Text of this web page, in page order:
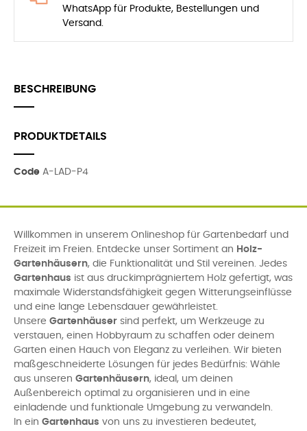
WhatsApp für Produkte, Bestellungen und
Versand.
BESCHREIBUNG
PRODUKTDETAILS
Code A-LAD-P4
Willkommen in unserem Onlineshop für Gartenbedarf und
Freizeit im Freien. Entdecke unser Sortiment an Holz-
Gartenhäusern, die Funktionalität und Stil vereinen. Jedes
Gartenhaus ist aus druckimprägniertem Holz gefertigt, was
maximale Widerstandsfähigkeit gegen Witterungseinflüsse
und eine lange Lebensdauer gewährleistet.
Unsere Gartenhäuser sind perfekt, um Werkzeuge zu
verstauen, einen Hobbyraum zu schaffen oder deinem
Garten einen Hauch von Eleganz zu verleihen. Wir bieten
maßgeschneiderte Lösungen für jedes Bedürfnis: Wähle
aus unseren Gartenhäusern, ideal, um deinen
Außenbereich optimal zu organisieren und in eine
einladende und funktionale Umgebung zu verwandeln.
In ein Gartenhaus von uns zu investieren bedeutet,